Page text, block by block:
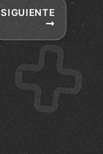
SIGUIENTE